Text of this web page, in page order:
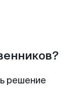
решение